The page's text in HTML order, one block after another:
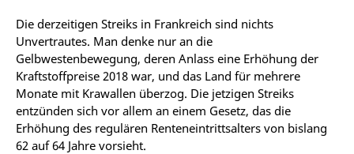
Die derzeitigen Streiks in Frankreich sind nichts
Unvertrautes. Man denke nur an die
Gelbwestenbewegung, deren Anlass eine Erhöhung der
Kraftstoffpreise 2018 war, und das Land für mehrere
Monate mit Krawallen überzog. Die jetzigen Streiks
entzünden sich vor allem an einem Gesetz, das die
Erhöhung des regulären Renteneintrittsalters von bislang
62 auf 64 Jahre vorsieht.